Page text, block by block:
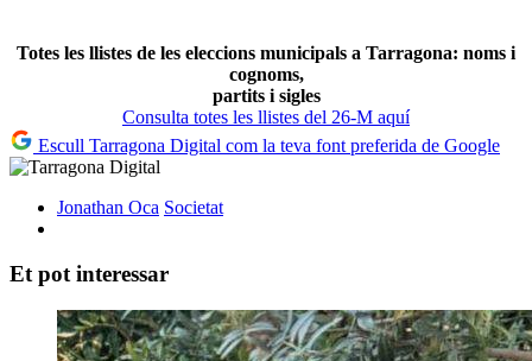
Totes les llistes de les eleccions municipals a Tarragona: noms i
cognoms,
partits i sigles
Consulta totes les llistes del 26-M aquí
Escull Tarragona Digital com la teva font preferida de Google
Jonathan Oca Societat
Et pot interessar